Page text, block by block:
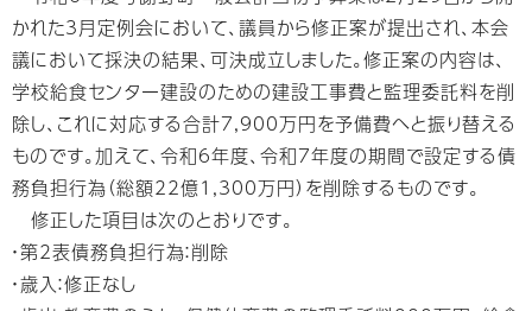
かれた3月定例会において、議員から修正案が提出され、本会
議において採決の結果、可決成立しました。修正案の内容は、
学校給食センター建設のための建設工事費と監理委託料を削
除し、これに対応する合計7,900万円を予備費へと振り替える
ものです。加えて、令和6年度、令和7年度の期間で設定する債
務負担行為（総額22億1,300万円）を削除するものです。
修正した項目は次のとおりです。
・第2表債務負担行為：削除
・歳入：修正なし